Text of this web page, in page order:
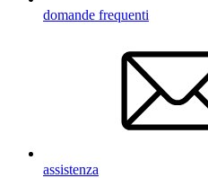
domande frequenti
assistenza